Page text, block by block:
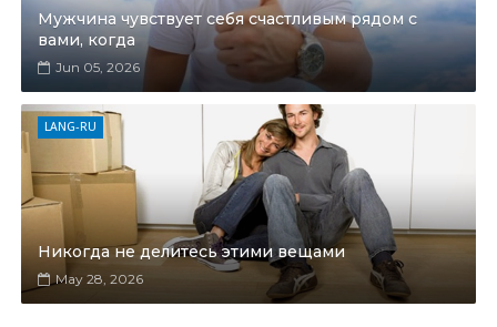
Мужчина чувствует себя счастливым рядом с
вами, когда
Jun 05, 2026
LANG-RU
Никогда не делитесь этими вещами
May 28, 2026